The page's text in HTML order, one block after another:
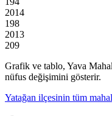
2014
198
2013
209
Grafik ve tablo, Yava
nüfus değişimini gösterir.
Yatağan ilçesinin tüm